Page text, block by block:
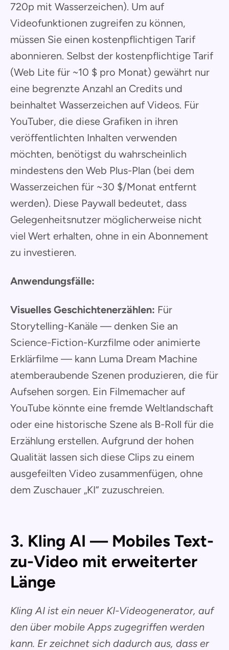
720p mit Wasserzeichen). Um auf
Videofunktionen zugreifen zu können,
müssen Sie einen kostenpflichtigen Tarif
abonnieren. Selbst der kostenpflichtige Tarif
(Web Lite für ~10 $ pro Monat) gewährt nur
eine begrenzte Anzahl an Credits und
beinhaltet Wasserzeichen auf Videos. Für
YouTuber, die diese Grafiken in ihren
veröffentlichten Inhalten verwenden
möchten, benötigst du wahrscheinlich
mindestens den Web Plus-Plan (bei dem
Wasserzeichen für ~30 $/Monat entfernt
werden). Diese Paywall bedeutet, dass
Gelegenheitsnutzer möglicherweise nicht
viel Wert erhalten, ohne in ein Abonnement
zu investieren.
Anwendungsfälle:
Visuelles Geschichtenerzählen: Für
Storytelling-Kanäle — denken Sie an
Science-Fiction-Kurzfilme oder animierte
Erklärfilme — kann Luma Dream Machine
atemberaubende Szenen produzieren, die für
Aufsehen sorgen. Ein Filmemacher auf
YouTube könnte eine fremde Weltlandschaft
oder eine historische Szene als B-Roll für die
Erzählung erstellen. Aufgrund der hohen
Qualität lassen sich diese Clips zu einem
ausgefeilten Video zusammenfügen, ohne
dem Zuschauer „KI“ zuzuschreien.
3. Kling AI — Mobiles Text-
zu-Video mit erweiterter
Länge
Kling AI ist ein neuer KI-Videogenerator, auf
den über mobile Apps zugegriffen werden
kann. Er zeichnet sich dadurch aus, dass er